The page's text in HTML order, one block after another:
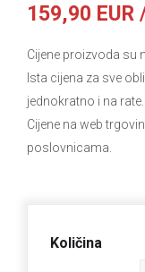
159,90 EUR
Cijene proizvoda su
Ista cijena za sve
jednokratno i na rate.
Cijene na web
poslovnicama.
Količina